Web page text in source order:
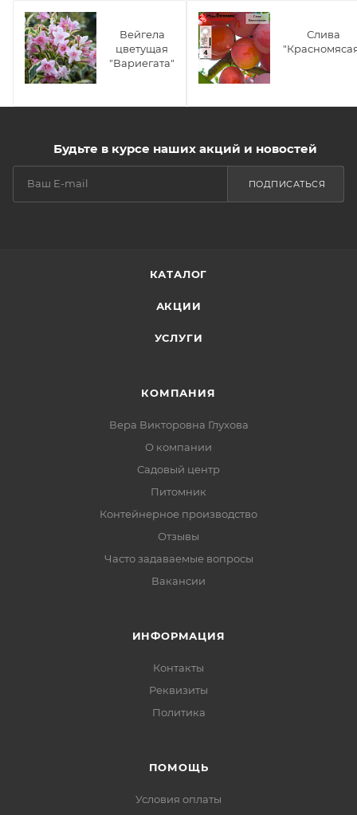
Вейгела
цветущая
"Вариегата"
Слива
Будьте в курсе наших акций и новостей
ПОДПИСАТЬСЯ
КАТАЛОГ
АКЦИИ
УСЛУГИ
КОМПАНИЯ
Вера Викторовна Глухова
О компании
Садовый центр
Питомник
Контейнерное производство
Отзывы
Часто задаваемые вопросы
Вакансии
ИНФОРМАЦИЯ
Контакты
Реквизиты
Политика
ПОМОЩЬ
Условия оплаты